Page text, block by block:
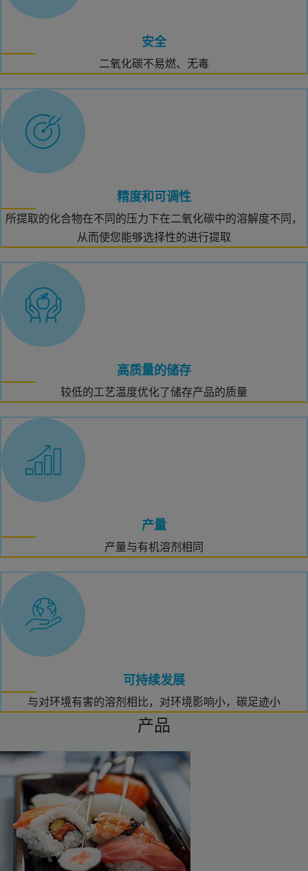
安全
二氧化碳不易燃、无毒
精度和可调性
所提取的化合物在不同的压力下在二氧化碳中的溶解度不同，
从而使您能够选择性的进行提取
高质量的储存
较低的工艺温度优化了储存产品的质量
产量
产量与有机溶剂相同
可持续发展
与对环境有害的溶剂相比，对环境影响小，碳足迹小
产品